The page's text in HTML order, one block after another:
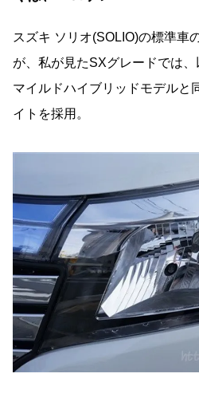
スズキ ソリオ(SOLIO)の標準車
が、私が見たSXグレードでは
マイルドハイブリッドモデルと
イトを採用。